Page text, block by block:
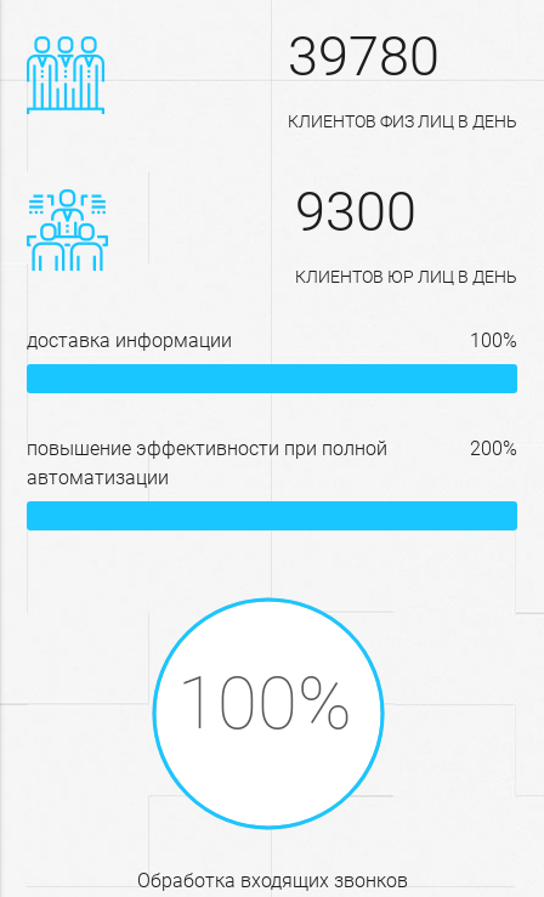
39780
КЛИЕНТОВ ФИЗ ЛИЦ В ДЕНЬ
9300
КЛИЕНТОВ ЮР ЛИЦ В ДЕНЬ
доставка информации 100%
повышение эффективности при полной
автоматизации
200%
обработка входящих звонков